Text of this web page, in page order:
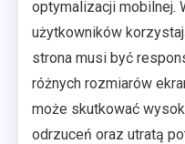
optymalizacji mobilnej.
użytkowników
strona musi być
różnych rozmiarów
może skutkować
odrzuceń oraz utratą